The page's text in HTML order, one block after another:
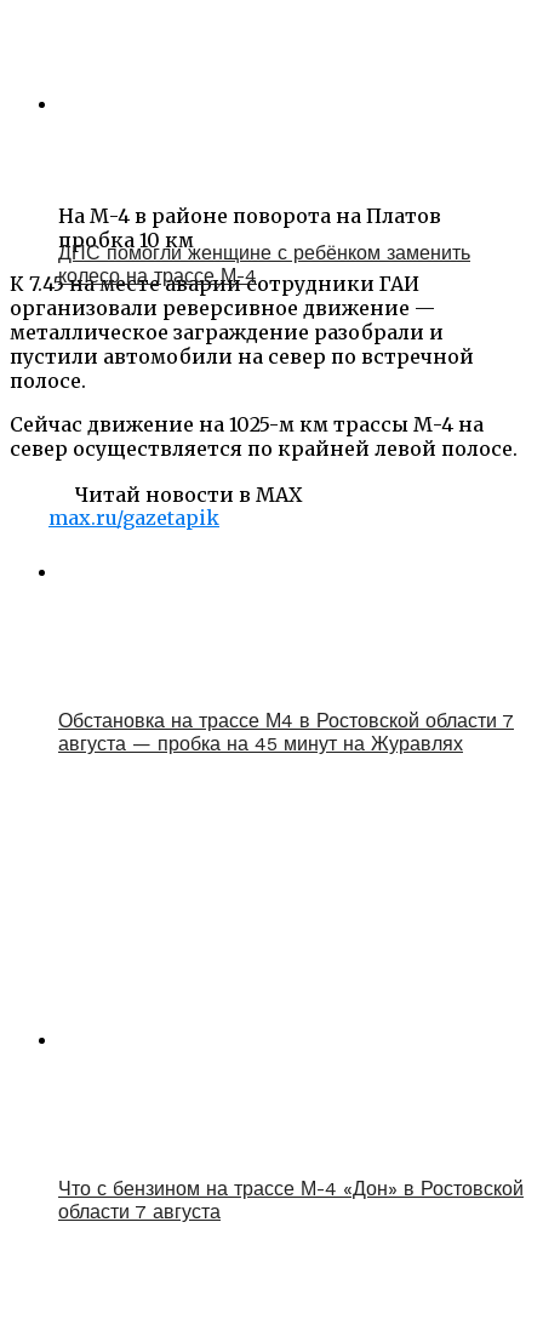
На М-4 в районе поворота на Платов
пробка 10 км
К 7.45 на месте аварии сотрудники ГАИ
организовали реверсивное движение —
металлическое заграждение разобрали и
пустили автомобили на север по встречной
полосе.
Сейчас движение на 1025-м км трассы М-4 на
север осуществляется по крайней левой полосе.
Читай новости в MAX
max.ru/gazetapik
ДПС помогли женщине с ребёнком заменить
колесо на трассе М-4
Обстановка на трассе М4 в Ростовской области 7
августа — пробка на 45 минут на Журавлях
Что с бензином на трассе М-4 «Дон» в Ростовской
области 7 августа